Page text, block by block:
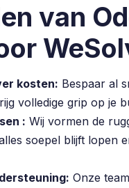
van
kosten: Bespaar al
volledige grip op je
: Wij vormen de
soepel blijft lopen
Onze